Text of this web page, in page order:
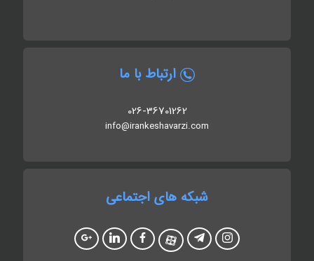
ارتباط با ما
026-36701262
info@irankeshavarzi.com
شبکه های اجتماعی